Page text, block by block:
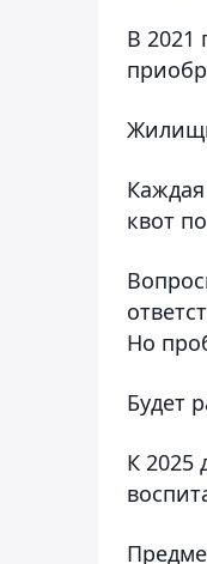
В 2021
квот
Но
Будет
К 2025